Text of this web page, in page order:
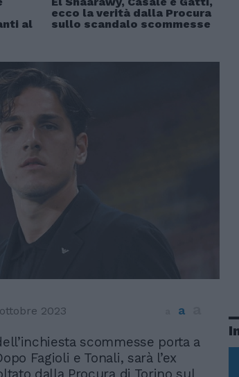
al
ecco la verità dalla Procura
sullo scandalo scommesse
2023 a
scommesse porta a
Fagioli e Tonali, sarà l’ex